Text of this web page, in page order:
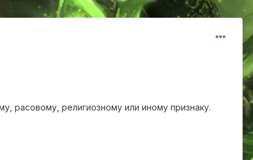
расовому, религиозному или иному признаку.